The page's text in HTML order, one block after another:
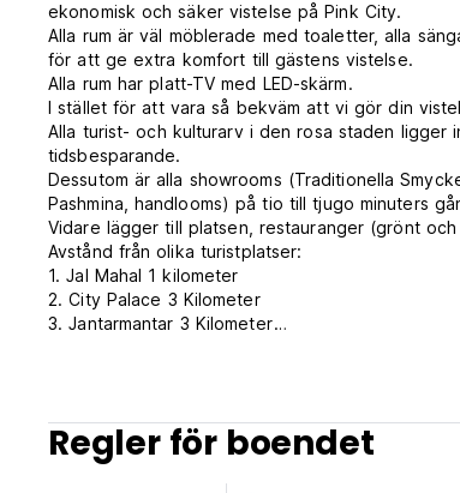
ekonomisk och säker vistelse på Pink City.
Alla rum är väl möblerade med toaletter, alla
för att ge extra komfort till gästens vistelse.
Alla rum har platt-TV med LED-skärm.
I stället för att vara så bekväm att vi gör din
Alla turist- och kulturarv i den rosa staden
tidsbesparande.
Dessutom är alla showrooms (Traditionella
Pashmina, handlooms) på tio till tjugo minuters
Vidare lägger till platsen, restauranger (grönt
Avstånd från olika turistplatser:
1. Jal Mahal 1 kilometer
2. City Palace 3 Kilometer
3. Jantarmantar 3 Kilometer
7. Nahargarh Fort 5 Kilometer
8. Jaigarh Fort 5 Kilometer
9. Buss står 7 Kilometer
Regler för boendet